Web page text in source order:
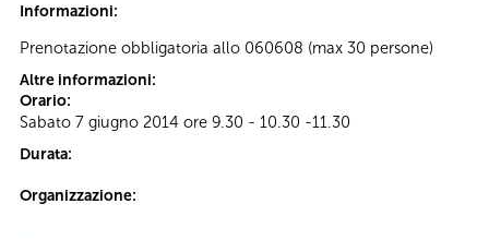
Informazioni:
Prenotazione obbligatoria allo 060608 (max 30 persone)
Altre informazioni:
Orario:
Sabato 7 giugno 2014 ore 9.30 - 10.30 -11.30
Durata:
Organizzazione: